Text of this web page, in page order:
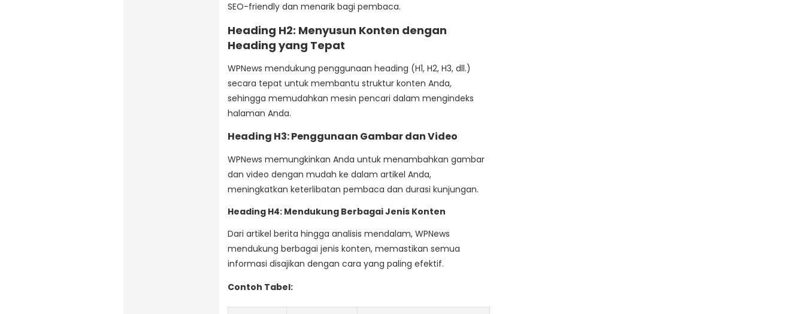
SEO-friendly dan menarik bagi pembaca.
Heading H2: Menyusun Konten dengan
Heading yang Tepat
WPNews mendukung penggunaan heading (H1, H2, H3, dll.)
secara tepat untuk membantu struktur konten Anda,
sehingga memudahkan mesin pencari dalam mengindeks
halaman Anda.
Heading H3: Penggunaan Gambar dan Video
WPNews memungkinkan Anda untuk menambahkan gambar
dan video dengan mudah ke dalam artikel Anda,
meningkatkan keterlibatan pembaca dan durasi kunjungan.
Heading H4: Mendukung Berbagai Jenis Konten
Dari artikel berita hingga analisis mendalam, WPNews
mendukung berbagai jenis konten, memastikan semua
informasi disajikan dengan cara yang paling efektif.
Contoh Tabel: